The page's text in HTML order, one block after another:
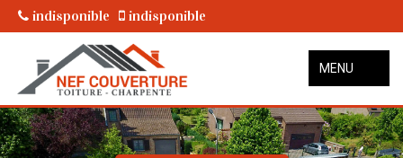
indisponible indisponible
MENU